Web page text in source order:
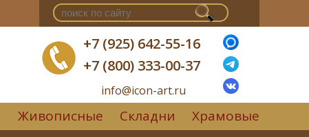
+7 (925) 642-55-16
+7 (800) 333-00-37
info@icon-art.ru
Живописные Складни Храмовые